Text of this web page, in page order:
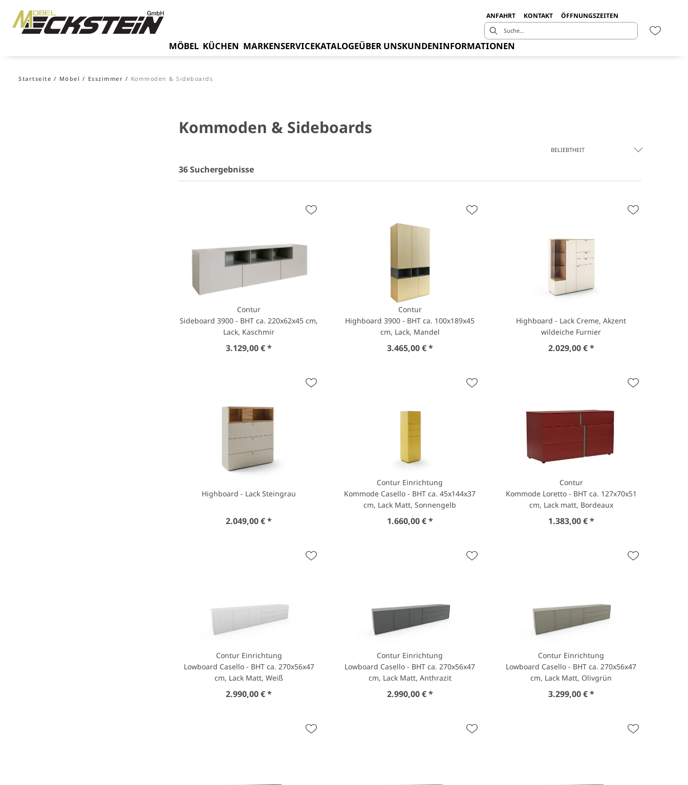
ANFAHRT KONTAKT ÖFFNUNGSZEITEN
MÖBEL KÜCHEN MARKENSERVICEKATALOGEÜBER UNSKUNDENINFORMATIONEN
Startseite Möbel Esszimmer Kommoden & Sideboards
Kommoden & Sideboards
BELIEBTHEIT
36 Suchergebnisse
Contur
Sideboard 3900 - BHT ca. 220x62x45 cm,
Lack, Kaschmir
3.129,00 € *
Contur
Highboard 3900 - BHT ca. 100x189x45
cm, Lack, Mandel
3.465,00 € *
Highboard - Lack Creme, Akzent
wildeiche Furnier
2.029,00 € *
Highboard - Lack Steingrau
2.049,00 € *
Contur Einrichtung
Kommode Casello - BHT ca. 45x144x37
cm, Lack Matt, Sonnengelb
1.660,00 € *
Contur
Kommode Loretto - BHT ca. 127x70x51
cm, Lack matt, Bordeaux
1.383,00 € *
Contur Einrichtung
Lowboard Casello - BHT ca. 270x56x47
cm, Lack Matt, Weiß
2.990,00 € *
Contur Einrichtung
Lowboard Casello - BHT ca. 270x56x47
cm, Lack Matt, Anthrazit
2.990,00 € *
Contur Einrichtung
Lowboard Casello - BHT ca. 270x56x47
cm, Lack Matt, Olivgrün
3.299,00 € *